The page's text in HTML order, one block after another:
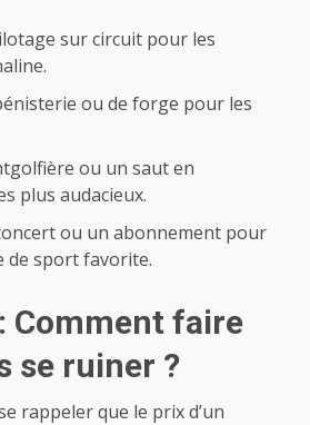
sur circuit pour les
ou de forge pour les
ou un saut en
plus audacieux.
ou un abonnement pour
de sport favorite.
Comment faire
se ruiner ?
rappeler que le prix d’un